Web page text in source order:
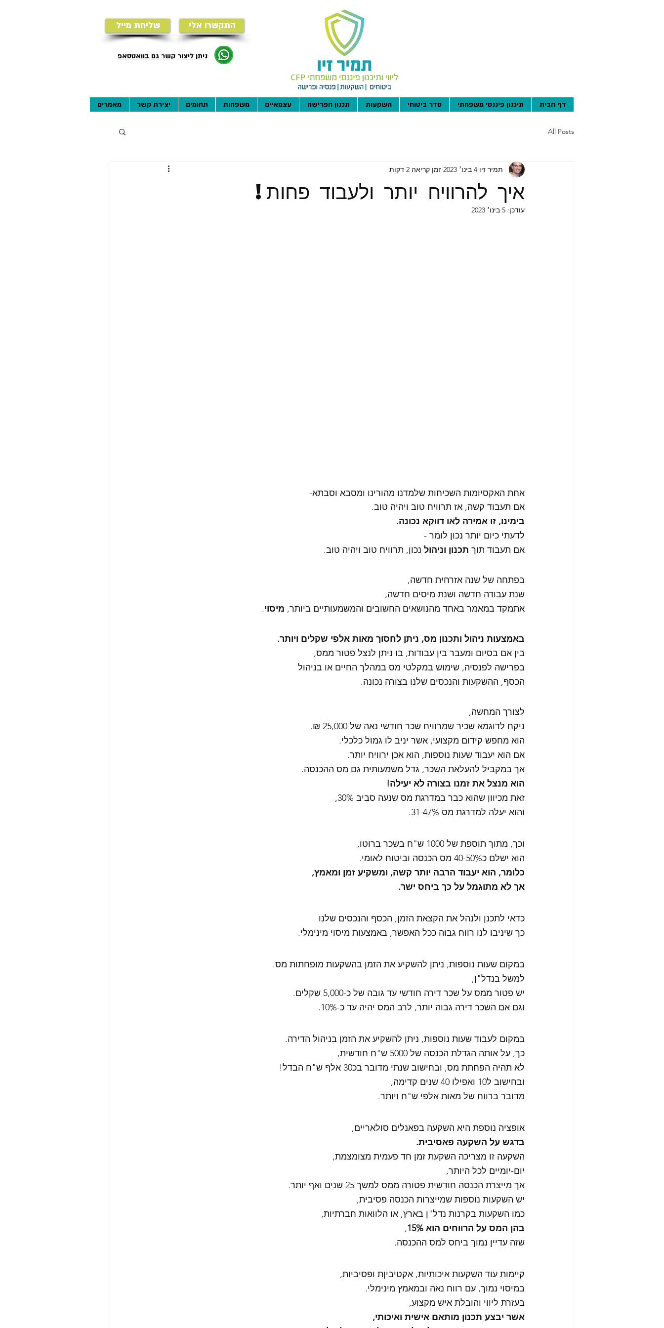
שליחת מייל התקשרו אלי
ניתן ליצור קשר גם בוואטסאפ
דף הבית תיכנון פיננסי משפחתי סדר ביטוחי השקעות תכנון הפרישה עצמאיים משפחות תחומים יצירת קשר מאמרים
All Posts
איך להרוויח יותר ולעבוד פחות!
תמיר זיו 4 בינו׳ 2023 זמן קריאה 2 דקות
עודכן: 5 בינו׳ 2023
אחת האקסיומות השכיחות שלמדנו מהורינו ומסבא וסבתא-
אם תעבוד קשה, אז תרוויח טוב ויהיה טוב.
בימינו, זו אמירה לאו דווקא נכונה.
לדעתי כיום יותר נכון לומר -
אם תעבוד תוך תכנון וניהול נכון, תרוויח טוב ויהיה טוב.
בפתחה של שנה אזרחית חדשה,
שנת עבודה חדשה ושנת מיסים חדשה,
אתמקד במאמר באחד מהנושאים החשובים והמשמעותיים ביותר, מיסוי.
באמצעות ניהול ותכנון מס, ניתן לחסוך מאות אלפי שקלים ויותר.
בין אם בסיום ומעבר בין עבודות, בו ניתן לנצל פטור ממס,
בפרישה לפנסיה, שימוש במקלטי מס במהלך החיים או בניהול
הכסף, ההשקעות והנכסים שלנו בצורה נכונה.
לצורך המחשה,
ניקח לדוגמא שכיר שמרוויח שכר חודשי נאה של 25,000 ₪.
הוא מחפש קידום מקצועי, אשר יניב לו גמול כלכלי.
אם הוא יעבוד שעות נוספות, הוא אכן ירוויח יותר.
אך במקביל להעלאת השכר, גדל משמעותית גם מס ההכנסה.
הוא מנצל את זמנו בצורה לא יעילה!
זאת מכיוון שהוא כבר במדרגת מס שנעה סביב 30%,
והוא יעלה למדרגת מס 31-47%.
וכך, מתוך תוספת של 1000 ש"ח בשכר ברוטו,
הוא ישלם כ40-50% מס הכנסה וביטוח לאומי.
כלומר, הוא יעבוד הרבה יותר קשה, ומשקיע זמן ומאמץ,
אך לא מתוגמל על כך ביחס ישר.
כדאי לתכנן ולנהל את הקצאת הזמן, הכסף והנכסים שלנו
כך שיניבו לנו רווח גבוה ככל האפשר, באמצעות מיסוי מינימלי.
במקום שעות נוספות, ניתן להשקיע את הזמן בהשקעות מופחתות מס.
למשל בנדל"ן,
יש פטור ממס על שכר דירה חודשי עד גובה של כ-5,000 שקלים.
וגם אם השכר דירה גבוה יותר, לרב המס יהיה עד כ-10%.
במקום לעבוד שעות נוספות, ניתן להשקיע את הזמן בניהול הדירה.
כך, על אותה הגדלת הכנסה של 5000 ש"ח חודשית,
לא תהיה הפחתת מס, ובחישוב שנתי מדובר בכ30 אלף ש"ח הבדל!
ובחישוב ל10 ואפילו 40 שנים קדימה,
מדובר ברווח של מאות אלפי ש"ח ויותר.
אופציה נוספת היא השקעה בפאנלים סולאריים,
בדגש על השקעה פאסיבית.
השקעה זו מצריכה השקעת זמן חד פעמית מצומצמת,
יום-יומיים לכל היותר,
אך מייצרת הכנסה חודשית פטורה ממס למשך 25 שנים ואף יותר.
יש השקעות נוספות שמייצרות הכנסה פסיבית,
כמו השקעות בקרנות נדל"ן בארץ, או הלוואות חברתיות,
בהן המס על הרווחים הוא 15%
,
שזה עדיין נמוך ביחס למס ההכנסה.
קיימות עוד השקעות איכותיות, אקטיביןת ופסיביות,
במיסוי נמוך, עם רווח נאה ובמאמץ מינימלי.
בעזרת ליווי והובלת איש מקצוע,
אשר יבצע תכנון מותאם אישית ואיכותי,